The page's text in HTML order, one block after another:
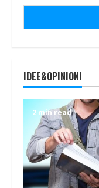
IDEE&OPINIONI
2 min read